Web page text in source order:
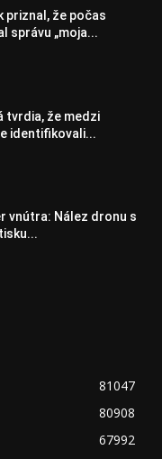
priznal, že počas
správu „moja...
tvrdia, že medzi
identifikovali...
vnútra: Nález dronu s
81047
80908
67992